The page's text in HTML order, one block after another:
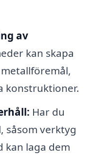
av
kan skapa
konstruktioner.
Har du
såsom verktyg
kan laga dem